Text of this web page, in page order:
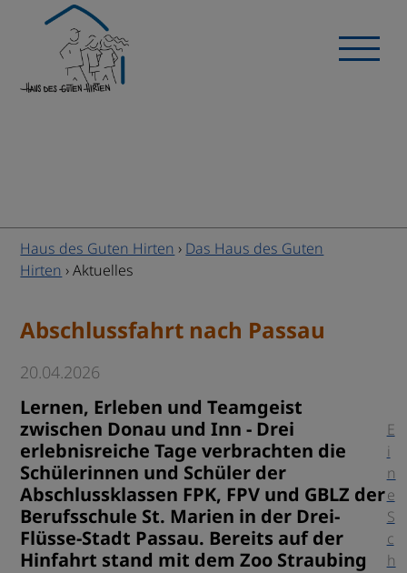
Haus des Guten Hirten › Das Haus des Guten
Hirten ›Aktuelles
Abschlussfahrt nach Passau
20.04.2026
Lernen, Erleben und Teamgeist
zwischen Donau und Inn - Drei
erlebnisreiche Tage verbrachten die
Schülerinnen und Schüler der
Abschlussklassen FPK, FPV und GBLZ der
Berufsschule St. Marien in der Drei-
Flüsse-Stadt Passau. Bereits auf der
Hinfahrt stand mit dem Zoo Straubing
E
i
n
e
S
c
h